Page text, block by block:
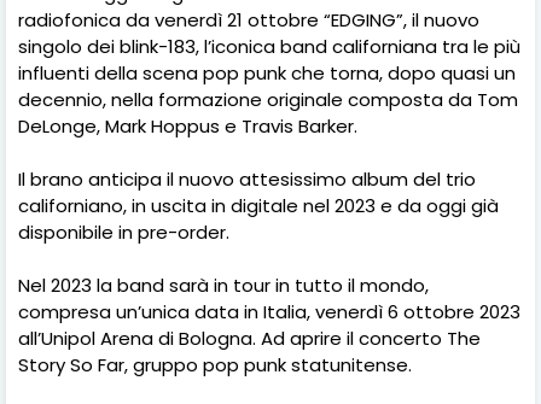
radiofonica da venerdì 21 ottobre “EDGING”, il nuovo
singolo dei blink-183, l’iconica band californiana tra le più
influenti della scena pop punk che torna, dopo quasi un
decennio, nella formazione originale composta da Tom
DeLonge, Mark Hoppus e Travis Barker.
Il brano anticipa il nuovo attesissimo album del trio
californiano, in uscita in digitale nel 2023 e da oggi già
disponibile in pre-order.
Nel 2023 la band sarà in tour in tutto il mondo,
compresa un’unica data in Italia, venerdì 6 ottobre 2023
all’Unipol Arena di Bologna. Ad aprire il concerto The
Story So Far, gruppo pop punk statunitense.